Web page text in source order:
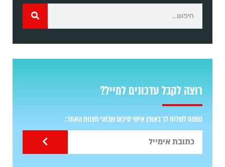
רוצה לקבל עדכונים למייל?
נשמח לשלוח לך באופן אישי סיכום שבועי מצוות האתר: